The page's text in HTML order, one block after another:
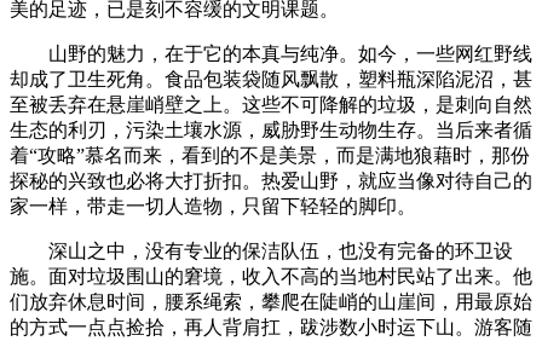
美的足迹，已是刻不容缓的文明课题。
山野的魅力，在于它的本真与纯净。如今，一些网红野线
却成了卫生死角。食品包装袋随风飘散，塑料瓶深陷泥沼，甚
至被丢弃在悬崖峭壁之上。这些不可降解的垃圾，是刺向自然
生态的利刃，污染土壤水源，威胁野生动物生存。当后来者循
着“攻略”慕名而来，看到的不是美景，而是满地狼藉时，那份
探秘的兴致也必将大打折扣。热爱山野，就应当像对待自己的
家一样，带走一切人造物，只留下轻轻的脚印。
深山之中，没有专业的保洁队伍，也没有完备的环卫设
施。面对垃圾围山的窘境，收入不高的当地村民站了出来。他
们放弃休息时间，腰系绳索，攀爬在陡峭的山崖间，用最原始
的方式一点点捡拾，再人背肩扛，跋涉数小时运下山。游客随